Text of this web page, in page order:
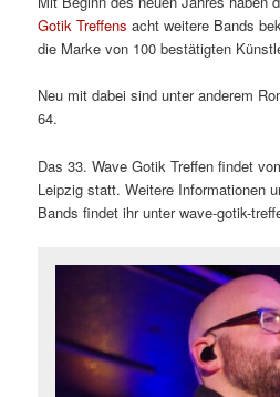
Gotik Treffens acht weitere Bands
die Marke von 100 bestätigten
Neu mit dabei sind unter anderem
64.
Das 33. Wave Gotik Treffen findet
Leipzig statt. Weitere Informationen
Bands findet ihr unter wave-gotik-